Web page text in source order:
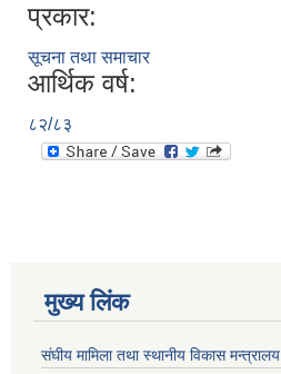
प्रकार:
सूचना तथा समाचार
आर्थिक वर्ष:
८२/८३
मुख्य लिंक
संघीय मामिला तथा स्थानीय विकास मन्त्रालय